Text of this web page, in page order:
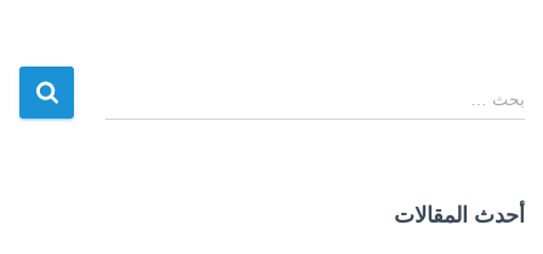
ل
ث
ع
بحث …
أحدث المقالات